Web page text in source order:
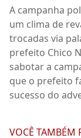
A campanha
um clima de
trocadas via
prefeito Chico
sabotar a
que o prefeito
sucesso do
VOCÊ TAMBÉM